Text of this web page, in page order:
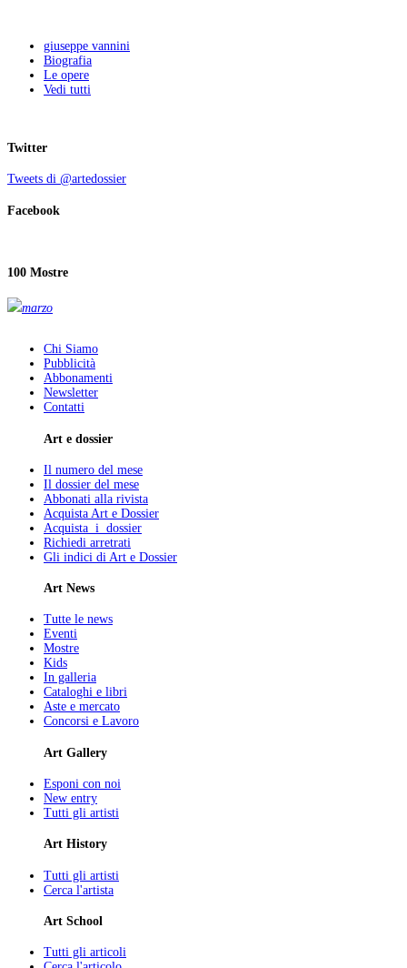
giuseppe vannini
Biografia
Le opere
Vedi tutti
Twitter
Tweets di @artedossier
Facebook
100 Mostre
marzo
Chi Siamo
Pubblicità
Abbonamenti
Newsletter
Contatti
Art e dossier
Il numero del mese
Il dossier del mese
Abbonati alla rivista
Acquista Art e Dossier
Acquista i dossier
Richiedi arretrati
Gli indici di Art e Dossier
Art News
Tutte le news
Eventi
Mostre
Kids
In galleria
Cataloghi e libri
Aste e mercato
Concorsi e Lavoro
Art Gallery
Esponi con noi
New entry
Tutti gli artisti
Art History
Tutti gli artisti
Cerca l'artista
Art School
Tutti gli articoli